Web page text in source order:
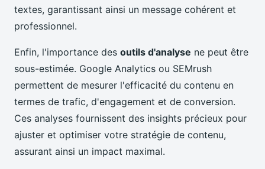
textes, garantissant ainsi un message cohérent et
professionnel.
Enfin, l'importance des outils d'analyse ne peut être
sous-estimée. Google Analytics ou SEMrush
permettent de mesurer l'efficacité du contenu en
termes de trafic, d'engagement et de conversion.
Ces analyses fournissent des insights précieux pour
ajuster et optimiser votre stratégie de contenu,
assurant ainsi un impact maximal.